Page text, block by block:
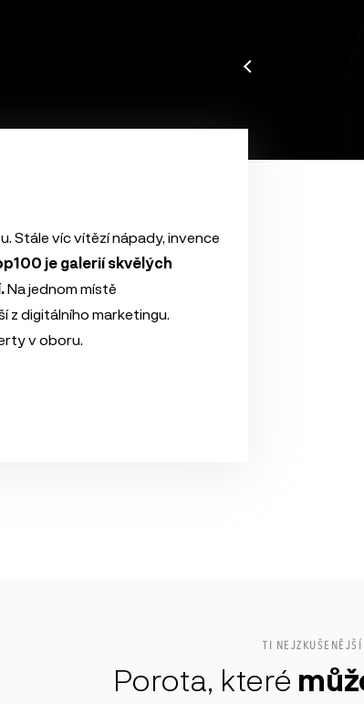
Stále víc vítězí nápady, invence
je galerií skvělých
Na jednom místě
z digitálního marketingu.
v oboru.
TI
Porota, které